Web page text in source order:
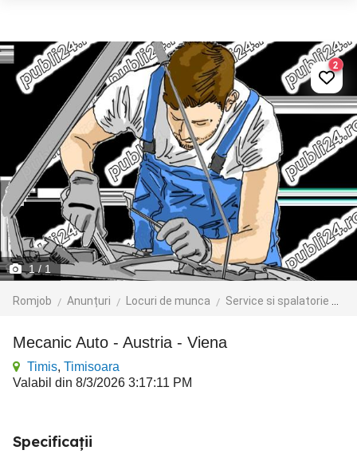
1 / 1
Romjob Anunțuri Locuri de munca Service si spalatorie auto
2
Mecanic Auto - Austria - Viena
Timis, Timisoara
Valabil din 8/3/2026 3:17:11 PM
Specificații